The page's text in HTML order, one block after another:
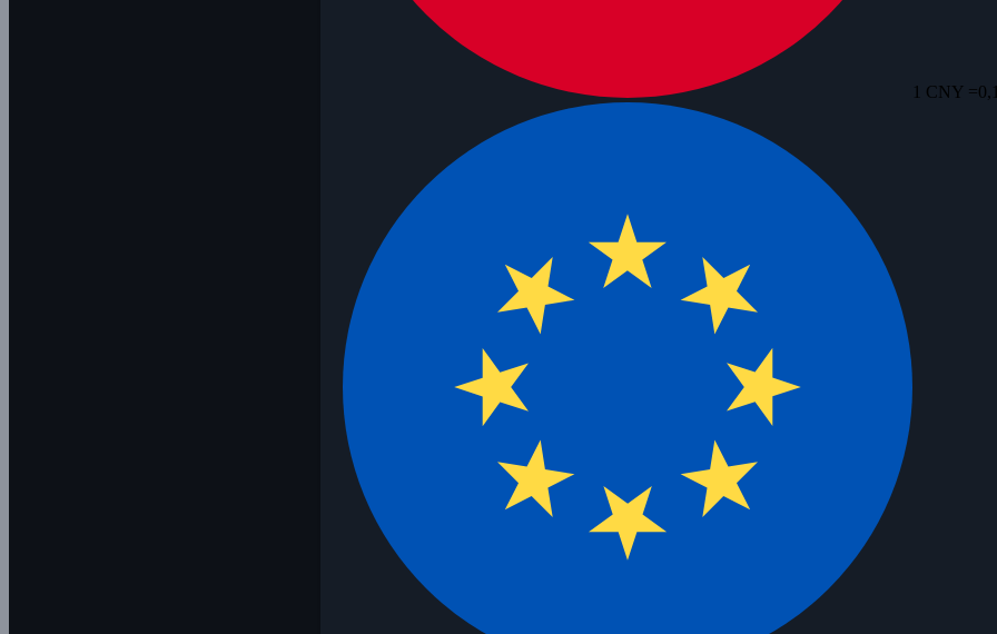
1 CNY =